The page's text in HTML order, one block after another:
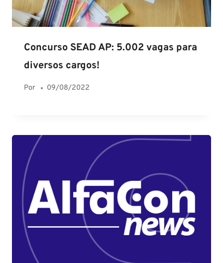
Concurso SEAD AP: 5.002 vagas para
diversos cargos!
Por 09/08/2022